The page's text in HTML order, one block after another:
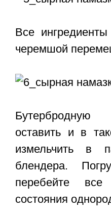
Все
черемшой
оставить и в
измельчить в
блендера.
перебейте
состояния